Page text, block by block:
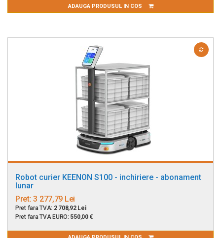
ADAUGA PRODUSUL IN COS
Robot curier KEENON S100 - inchiriere - abonament
lunar
Pret: 3 277,79 Lei
Pret fara TVA: 2 708,92 Lei
Pret fara TVA EURO: 550,00 €